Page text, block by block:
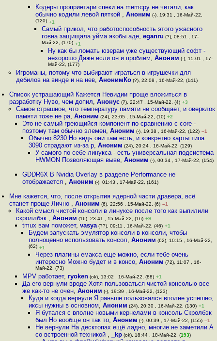
Кодеры проприетари спеки на memcpy не читали, как
обычно кодили левой пяткой , Аноним (-), 19:31 , 16-Май-22,
(120) +1
Самый прикол, что работоспособность этого ужасного
говна защищала уйма якобы аде, eganru (?), 08:51 , 17-
Май-22, (170) +1
Ну как бы ломать юзерам уже существующий софт -
нехорошо Даже если он и проблем,Аноним (-), 15:01 , 17-
Май-22, (177)
Игроманы, потому что выбирают играться в игрушечки для
дебилов на винде и на нев, АнонимКо(?), 22:08 , 16-Май-22, (141)
Список устрашающий Кажется Невидии проще вложиться в
разработку Нуво, чем допил,Анонус (?), 22:47 , 15-Май-22, (4) +3
Самое страшное, что температуру памяти не сообщает, и оверклок
памяти тоже не ра, Аноним (24), 23:05 , 15-Май-22, (10) +2
Это не самый греющийся компонент по сравнению с core -
поэтому там обычно элемен, Аноним (-), 19:38 , 16-Май-22, (122) –1
Обычно 8230 Но ведь они там есть, и конкретно карты типа
3090 страдают из-за р,Аноним (24), 20:24 , 16-Май-22, (129)
У самого по себе линукса - есть универсальная подсистема
HWMON Позволяющая выве, Аноним (-), 00:34 , 17-Май-22, (154)
GDDR6X В Nvidia Overlay в разделе Performance не
отображается , Аноним (-), 01:43 , 17-Май-22, (161)
Мне кажется, что, после открытия ядерной части дравера, всё
станет проще Лично ,Аноним (6), 22:56 , 15-Май-22, (6) –1
Какой смысл чистой консоли в линуксе после того как выпилили
скроллбэк , Аноним (16), 23:41 , 15-Май-22, (16) +9
tmux вам поможет, vasya(??), 09:11 , 16-Май-22, (46) +1
Будем запускать эмулятор консоли в консоли, чтобы
полноценно использовать консол,Аноним (62), 10:15 , 16-Май-22,
(62) +1
Через плагины емакса еще можно, если тебе очень
интересно Можно будет и в консо, Аноним (72), 11:07 , 16-
Май-22, (73)
MPV работает, ryoken(ok), 13:02 , 16-Май-22, (88) +1
Да его вернули вроде Хотя пользоваться чистой консолью все
же как-то не очен, Аноним (-), 19:39 , 16-Май-22, (123)
Куда и когда вернули Я раньше пользовался вполне успешно,
иксы нужны в основном,Аноним (24), 20:30 , 16-Май-22, (130) +1
Я бутался с вполне новыми кернелами в консоль Скролбэк
был Но вообще он так то, Аноним (-), 00:39 , 17-Май-22, (155) –1
Не вернули На десктопах ещё ладно, многие не заметили А
со встроенной техникой , _kp(ok), 18:44 , 18-Май-22, (193)